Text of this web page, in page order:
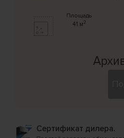
Площадь
41 м2
Сертификат дилера.